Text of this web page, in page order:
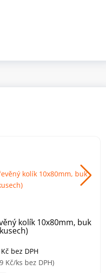
kolík 10x80mm, buk
Kč bez DPH
Kč/ks bez DPH)